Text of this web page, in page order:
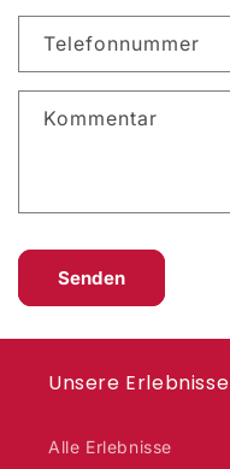
Telefonnummer
Kommentar
Senden
Unsere Erlebnisse
Alle Erlebnisse